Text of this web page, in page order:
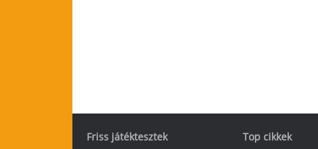
Friss játéktesztek
Top cikkek